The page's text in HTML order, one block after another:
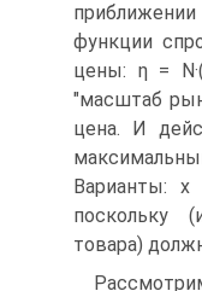
функции
цены: η =
"масштаб
цена. И
Варианты:
поскольку
товара)